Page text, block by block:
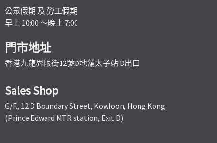
公眾假期 及 勞工假期
早上 10:00 ～晚上 7:00
門市地址
香港九龍界限街12號D地舖太子站 D出口
Sales Shop
G/F., 12 D Boundary Street, Kowloon, Hong Kong
(Prince Edward MTR station, Exit D)